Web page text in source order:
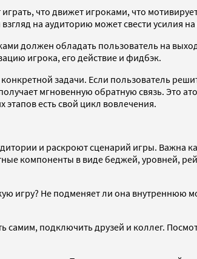
что движет игроками, что
на аудиторию может свести усилия на
должен обладать пользователь на
игрока, его действие и фидбэк.
задачи. Если пользователь
мгновенную обратную связь. Это
есть свой цикл вовлечения.
и раскроют сценарий игры. Важна
компоненты в виде беджей, уровней,
игру? Не подменяет ли она внутреннюю
самим, подключить друзей и коллег.